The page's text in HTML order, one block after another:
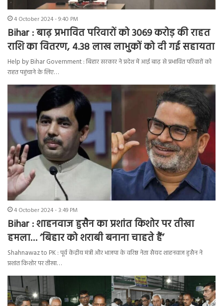
4 October 2024 - 9:40 PM
Bihar : बाढ़ प्रभावित परिवारों को 3069 करोड़ की राहत
राशि का वितरण, 4.38 लाख लाभुकों को दी गई सहायता
Help by Bihar Government : बिहार सरकार ने प्रदेश में आई बाढ़ से प्रभावित परिवारों को
राहत पहुंचाने के लिए…
4 October 2024 - 3:49 PM
Bihar : शाहनवाज हुसैन का प्रशांत किशोर पर तीखा
हमला… ‘बिहार को शराबी बनाना चाहते हैं’
Shahnawaz to PK : पूर्व केंद्रीय मंत्री और भाजपा के वरिष्ठ नेता सैयद शाहनवाज हुसैन ने
प्रशांत किशोर पर तीखा…